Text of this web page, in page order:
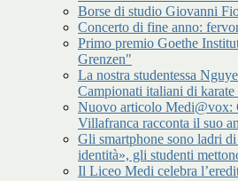
Borse di studio Giovanni
Concerto di fine anno:
Primo premio Goethe
Grenzen"
La nostra studentessa
Campionati italiani di
Nuovo articolo Medi@vox:
Villafranca racconta il suo
Gli smartphone sono ladri
identità», gli studenti
Il Liceo Medi celebra